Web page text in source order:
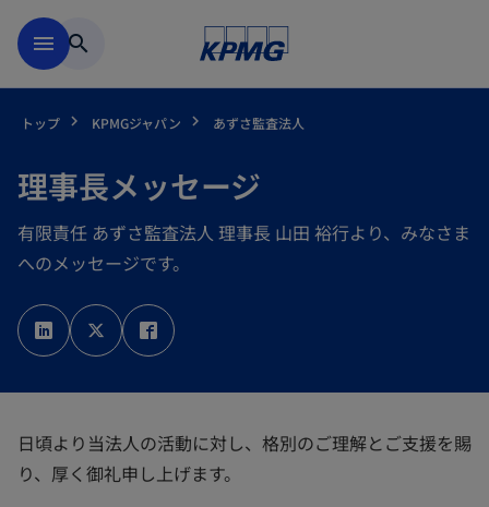
menu search
トップ KPMGジャパン あずさ監査法人
理事長メッセージ
有限責任 あずさ監査法人 理事長 山田 裕行より、みなさま
へのメッセージです。
新
し
い
タ
新
し
い
タ
し
い
日頃より当法人の活動に対し、格別のご理解とご支援を賜
り、厚く御礼申し上げます。